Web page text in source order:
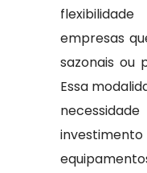
empresas
sazonais ou
Essa